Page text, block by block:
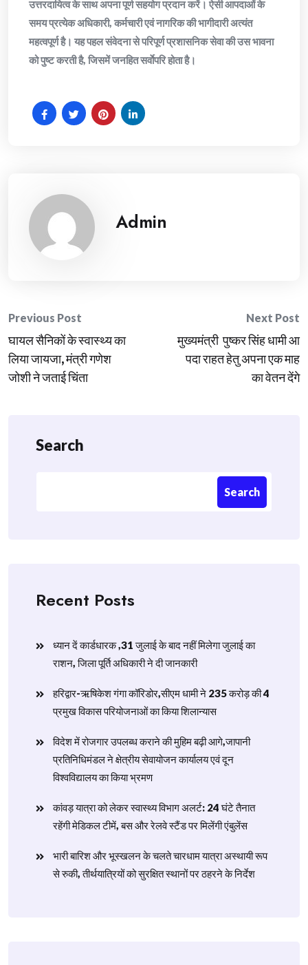
उत्तरदायित्व के साथ अपना पूर्ण सहयोग प्रदान करें। ऐसी आपदाओं के
समय प्रत्येक अधिकारी, कर्मचारी एवं नागरिक की भागीदारी अत्यंत
महत्वपूर्ण है। यह पहल संवेदना से परिपूर्ण प्रशासनिक सेवा की उस भावना
को पुष्ट करती है, जिसमें जनहित सर्वाेपरि होता है।
Admin
Post
navigation
Previous Post
घायल सैनिकों के स्वास्थ्य का
लिया जायजा, मंत्री गणेश
जोशी ने जताई चिंता
Next Post
मुख्यमंत्री पुष्कर सिंह धामी आ
पदा राहत हेतु अपना एक माह
का वेतन देंगे
Search
Search
Recent Posts
ध्यान दें कार्डधारक ,31 जुलाई के बाद नहीं मिलेगा जुलाई का
राशन, जिला पूर्ति अधिकारी ने दी जानकारी
हरिद्वार-ऋषिकेश गंगा कॉरिडोर,सीएम धामी ने 235 करोड़ की 4
प्रमुख विकास परियोजनाओं का किया शिलान्यास
विदेश में रोजगार उपलब्ध कराने की मुहिम बढ़ी आगे,जापानी
प्रतिनिधिमंडल ने क्षेत्रीय सेवायोजन कार्यालय एवं दून
विश्वविद्यालय का किया भ्रमण
​कांवड़ यात्रा को लेकर स्वास्थ्य विभाग अलर्ट: 24 घंटे तैनात
रहेंगी मेडिकल टीमें, बस और रेलवे स्टैंड पर मिलेंगी एंबुलेंस
​भारी बारिश और भूस्खलन के चलते चारधाम यात्रा अस्थायी रूप
से रुकी, तीर्थयात्रियों को सुरक्षित स्थानों पर ठहरने के निर्देश